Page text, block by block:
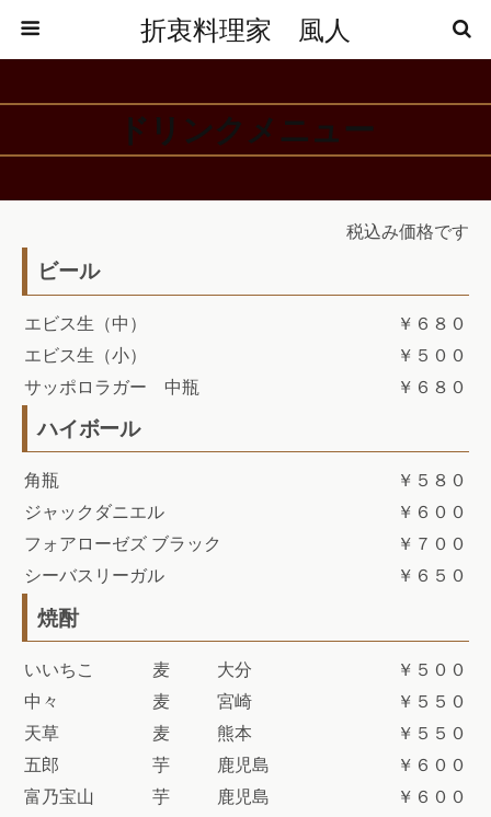
折衷料理家 風人
ドリンクメニュー
税込み価格です
ビール
エビス生（中）
￥６８０
エビス生（小）
￥５００
サッポロラガー 中瓶
￥６８０
ハイボール
角瓶
￥５８０
ジャックダニエル
￥６００
フォアローゼズ ブラック
￥７００
シーバスリーガル
￥６５０
焼酎
いいちこ 麦 大分
￥５００
中々
麦 宮崎
￥５５０
天草
麦 熊本
￥５５０
五郎
芋 鹿児島
￥６００
富乃宝山
芋 鹿児島
￥６００